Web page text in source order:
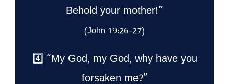
Behold your mother!”
(John 19:26–27)
4️⃣ “My God, my God, why have you
forsaken me?”